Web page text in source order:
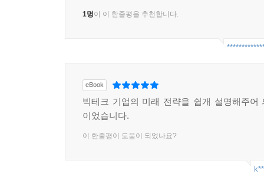
1명이 이 한줄평을 추천합니다.
eBook
빅테크 기업의 미래 전략을 쉽개 설명해주어
이었습니다.
이 한줄평이 도움이 되었나요?